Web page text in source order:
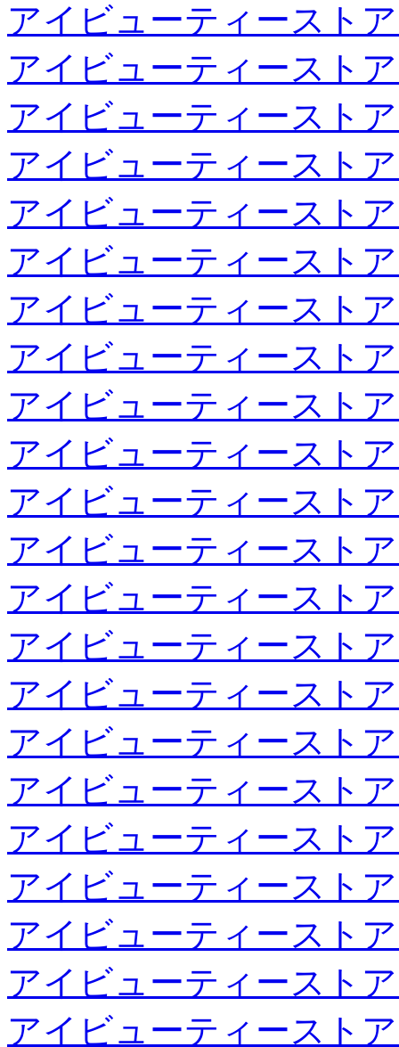
アイビューティースト
アイビューティースト
アイビューティースト
アイビューティースト
アイビューティースト
アイビューティースト
アイビューティースト
アイビューティースト
アイビューティースト
アイビューティースト
アイビューティースト
アイビューティースト
アイビューティースト
アイビューティースト
アイビューティースト
アイビューティースト
アイビューティースト
アイビューティースト
アイビューティースト
アイビューティースト
アイビューティースト
アイビューティースト